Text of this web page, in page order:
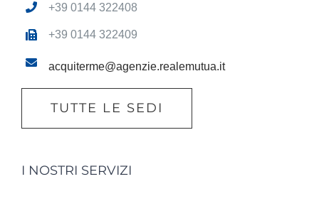
+39 0144 322408
+39 0144 322409
acquiterme@agenzie.realemutua.it
TUTTE LE SEDI
I NOSTRI SERVIZI